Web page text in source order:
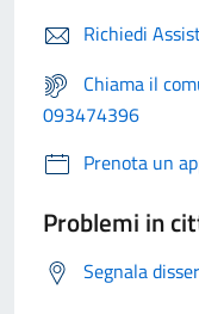
Richiedi
Chiama il
093474396
Prenota un
Problemi in
Segnala